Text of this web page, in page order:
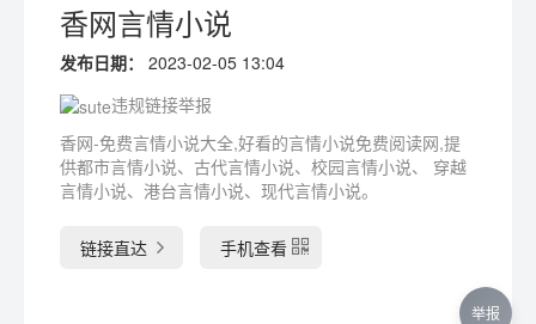
香网言情小说
发布日期：
2023-02-05 13:04
违规链接举报
香网-免费言情小说大全,好看的言情小说免费阅读网,提
供都市言情小说、古代言情小说、校园言情小说、 穿越
言情小说、港台言情小说、现代言情小说。
链接直达 手机查看
举报